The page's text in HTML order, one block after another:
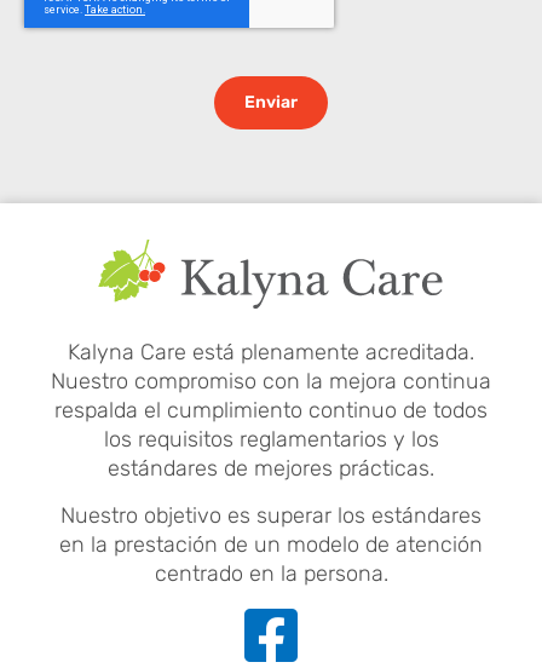
Enviar
Kalyna Care está plenamente acreditada.
Nuestro compromiso con la mejora continua
respalda el cumplimiento continuo de todos
los requisitos reglamentarios y los
estándares de mejores prácticas.
Nuestro objetivo es superar los estándares
en la prestación de un modelo de atención
centrado en la persona.